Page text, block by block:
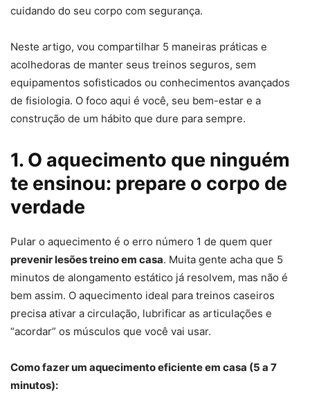
cuidando do seu corpo com segurança.
Neste artigo, vou compartilhar 5 maneiras práticas e
acolhedoras de manter seus treinos seguros, sem
equipamentos sofisticados ou conhecimentos avançados
de fisiologia. O foco aqui é você, seu bem-estar e a
construção de um hábito que dure para sempre.
1. O aquecimento que ninguém
te ensinou: prepare o corpo de
verdade
Pular o aquecimento é o erro número 1 de quem quer
prevenir lesões treino em casa. Muita gente acha que 5
minutos de alongamento estático já resolvem, mas não é
bem assim. O aquecimento ideal para treinos caseiros
precisa ativar a circulação, lubrificar as articulações e
“acordar” os músculos que você vai usar.
Como fazer um aquecimento eficiente em casa (5 a 7
minutos):